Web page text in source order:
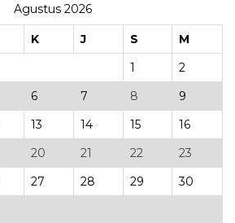
Agustus 2026
K J S
M
1
2
6 7 8
9
13 14 15
16
20 21 22
23
27 28 29
30